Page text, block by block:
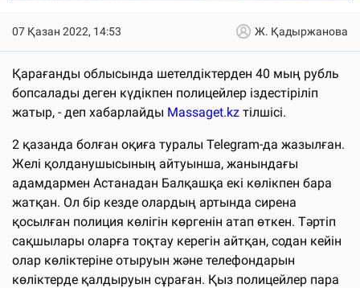
07 Қазан 2022, 14:53 Ж. Қадыржанова
Қарағанды облысында шетелдіктерден 40 мың рубль
бопсалады деген күдікпен полицейлер іздестіріліп
жатыр, - деп хабарлайды Massaget.kz тілшісі.
2 қазанда болған оқиға туралы Telegram-да жазылған.
Желі қолданушысының айтуынша, жанындағы
адамдармен Астанадан Балқашқа екі көлікпен бара
жатқан. Ол бір кезде олардың артында сирена
қосылған полиция көлігін көргенін атап өткен. Тәртіп
сақшылары оларға тоқтау керегін айтқан, содан кейін
олар көліктеріне отыруын және телефондарын
көліктерде қалдыруын сұраған. Қыз полицейлер пара